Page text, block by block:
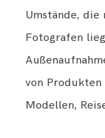
Umstände, die
Fotografen
von
Modellen,